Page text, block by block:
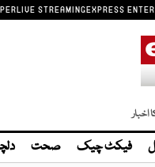
LIVE STREAMINGEXPRESS
اخبار
فیکٹ چیک صحت